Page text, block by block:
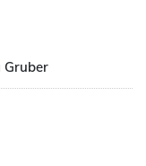
Gruber